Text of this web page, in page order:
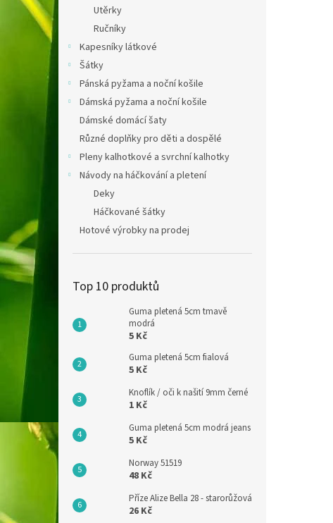
Utěrky
Ručníky
Kapesníky látkové
Šátky
Pánská pyžama a noční košile
Dámská pyžama a noční košile
Dámské domácí šaty
Různé doplňky pro děti a dospělé
Pleny kalhotkové a svrchní kalhotky
Návody na háčkování a pletení
Deky
Háčkované šátky
Hotové výrobky na prodej
Top 10 produktů
Guma pletená 5cm tmavě
modrá
5 Kč
Guma pletená 5cm fialová
5 Kč
Knoflík / oči k našití 9mm černé
1 Kč
Guma pletená 5cm modrá jeans
5 Kč
Norway 51519
48 Kč
Příze Alize Bella 28 - starorůžová
26 Kč